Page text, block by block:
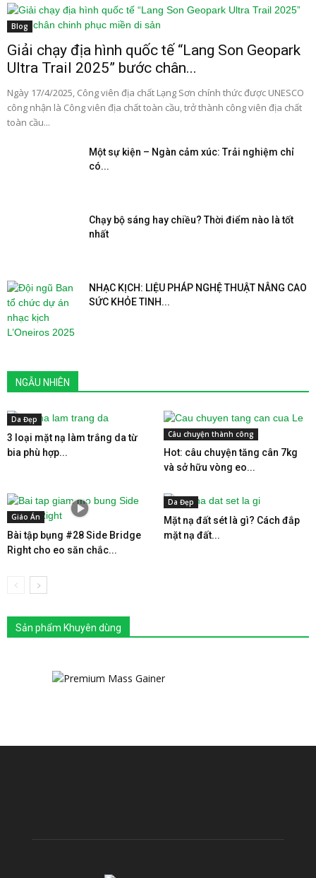
Blog
Giải chạy địa hình quốc tế “Lang Son Geopark
Ultra Trail 2025” bước chân...
Ngày 17/4/2025, Công viên địa chất Lạng Sơn chính thức được UNESCO
công nhận là Công viên địa chất toàn cầu, trở thành công viên địa chất
toàn cầu...
Một sự kiện – Ngàn cảm xúc: Trải nghiệm chỉ
có...
Chạy bộ sáng hay chiều? Thời điểm nào là tốt
nhất
NHẠC KỊCH: LIỆU PHÁP NGHỆ THUẬT NÂNG CAO
SỨC KHỎE TINH...
NGẪU NHIÊN
Da Đẹp
3 loại mặt nạ làm trắng da từ
bia phù hợp...
Câu chuyện thành công
Hot: câu chuyện tăng cân 7kg
và sở hữu vòng eo...
Giáo Án
Bài tập bụng #28 Side Bridge
Right cho eo săn chắc...
Da Đẹp
Mặt nạ đất sét là gì? Cách đắp
mặt nạ đất...
Sản phẩm Khuyên dùng